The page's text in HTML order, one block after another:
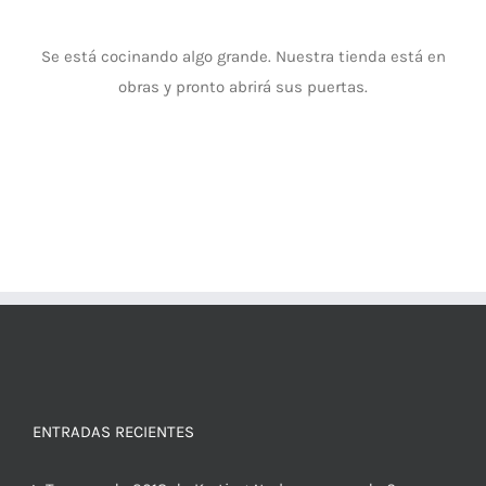
Se está cocinando algo grande. Nuestra tienda está en
obras y pronto abrirá sus puertas.
ENTRADAS RECIENTES